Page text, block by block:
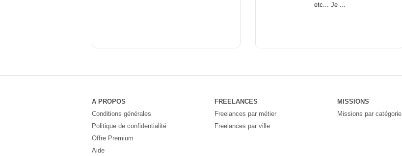
etc... Je ...
A PROPOS
Conditions générales
Politique de confidentialité
Offre Premium
Aide
FREELANCES
Freelances par métier
Freelances par ville
MISSIONS
Missions par catégorie